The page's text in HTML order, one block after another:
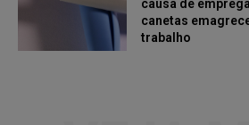
causa de
canetas
trabalho